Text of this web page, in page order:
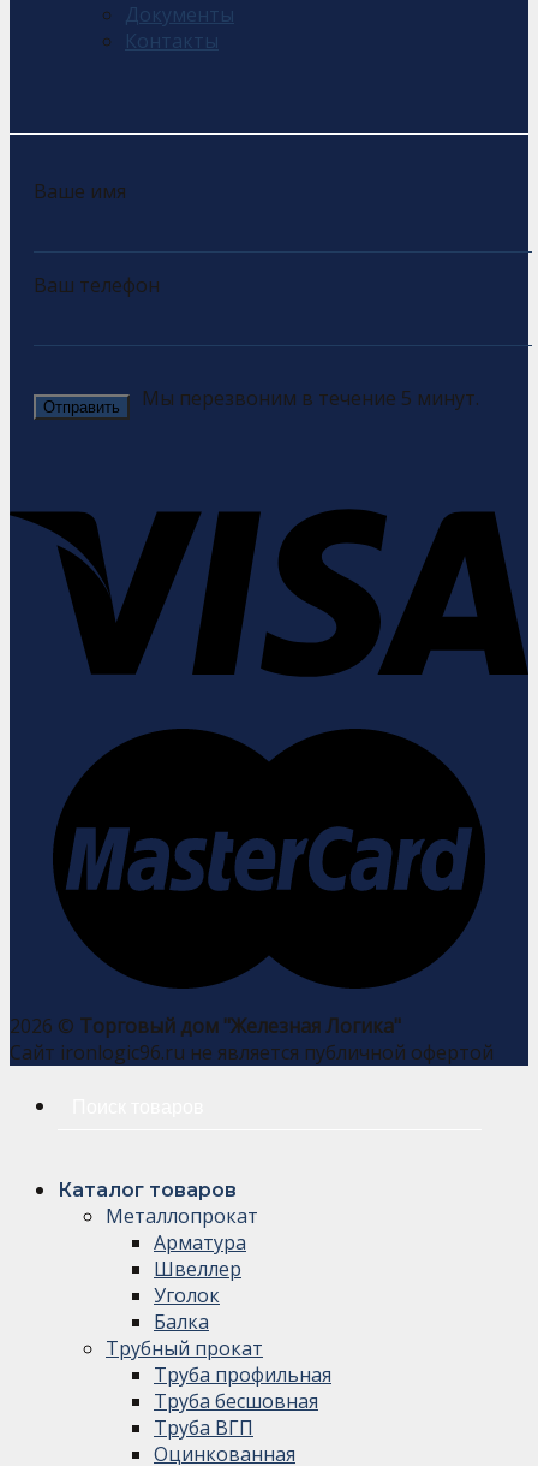
Документы
Контакты
Ваше имя
Ваш телефон
Мы перезвоним в течение 5 минут.
2026 © Торговый дом "Железная Логика"
Сайт ironlogic96.ru не является публичной офертой
Каталог товаров
Металлопрокат
Арматура
Швеллер
Уголок
Балка
Трубный прокат
Труба профильная
Труба бесшовная
Труба ВГП
Оцинкованная